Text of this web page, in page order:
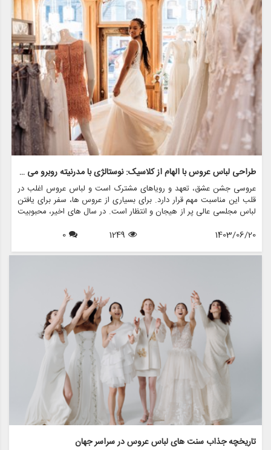
برق الهام بخش روندها، انتخاب ها و حتی خدمات ارائه شده توسط فروشگاه
هایی مانند مزون چرخچی هستند.
طراحی لباس عروس با الهام از کلاسیک: نوستالژی با مدرنیته روبرو می شود
عروسی جشن عشق، تعهد و رویاهای مشترک است و لباس عروس اغلب در
قلب این مناسبت مهم قرار دارد. برای بسیاری از عروس ها، سفر برای یافتن
لباس مجلسی عالی پر از هیجان و انتظار است. در سال های اخیر، محبوبیت
به فرد از نوستالژی و مدرنیته را ارائه می دهد. این مقاله جذابیت طراحی
دوران گذشته را در کنار عناصر معاصر به تصویر می کشد، و چگونه فروشگاه
1403/06/20
1249
0
تاریخچه جذاب سنت های لباس عروس در سراسر جهان